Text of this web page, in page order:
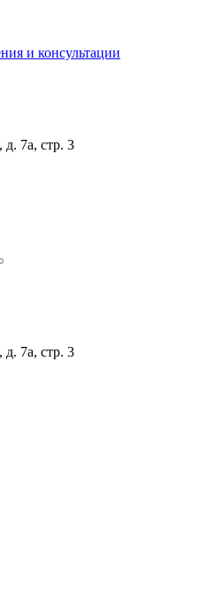
и консультации
д. 7а, стр. 3
д. 7а, стр. 3